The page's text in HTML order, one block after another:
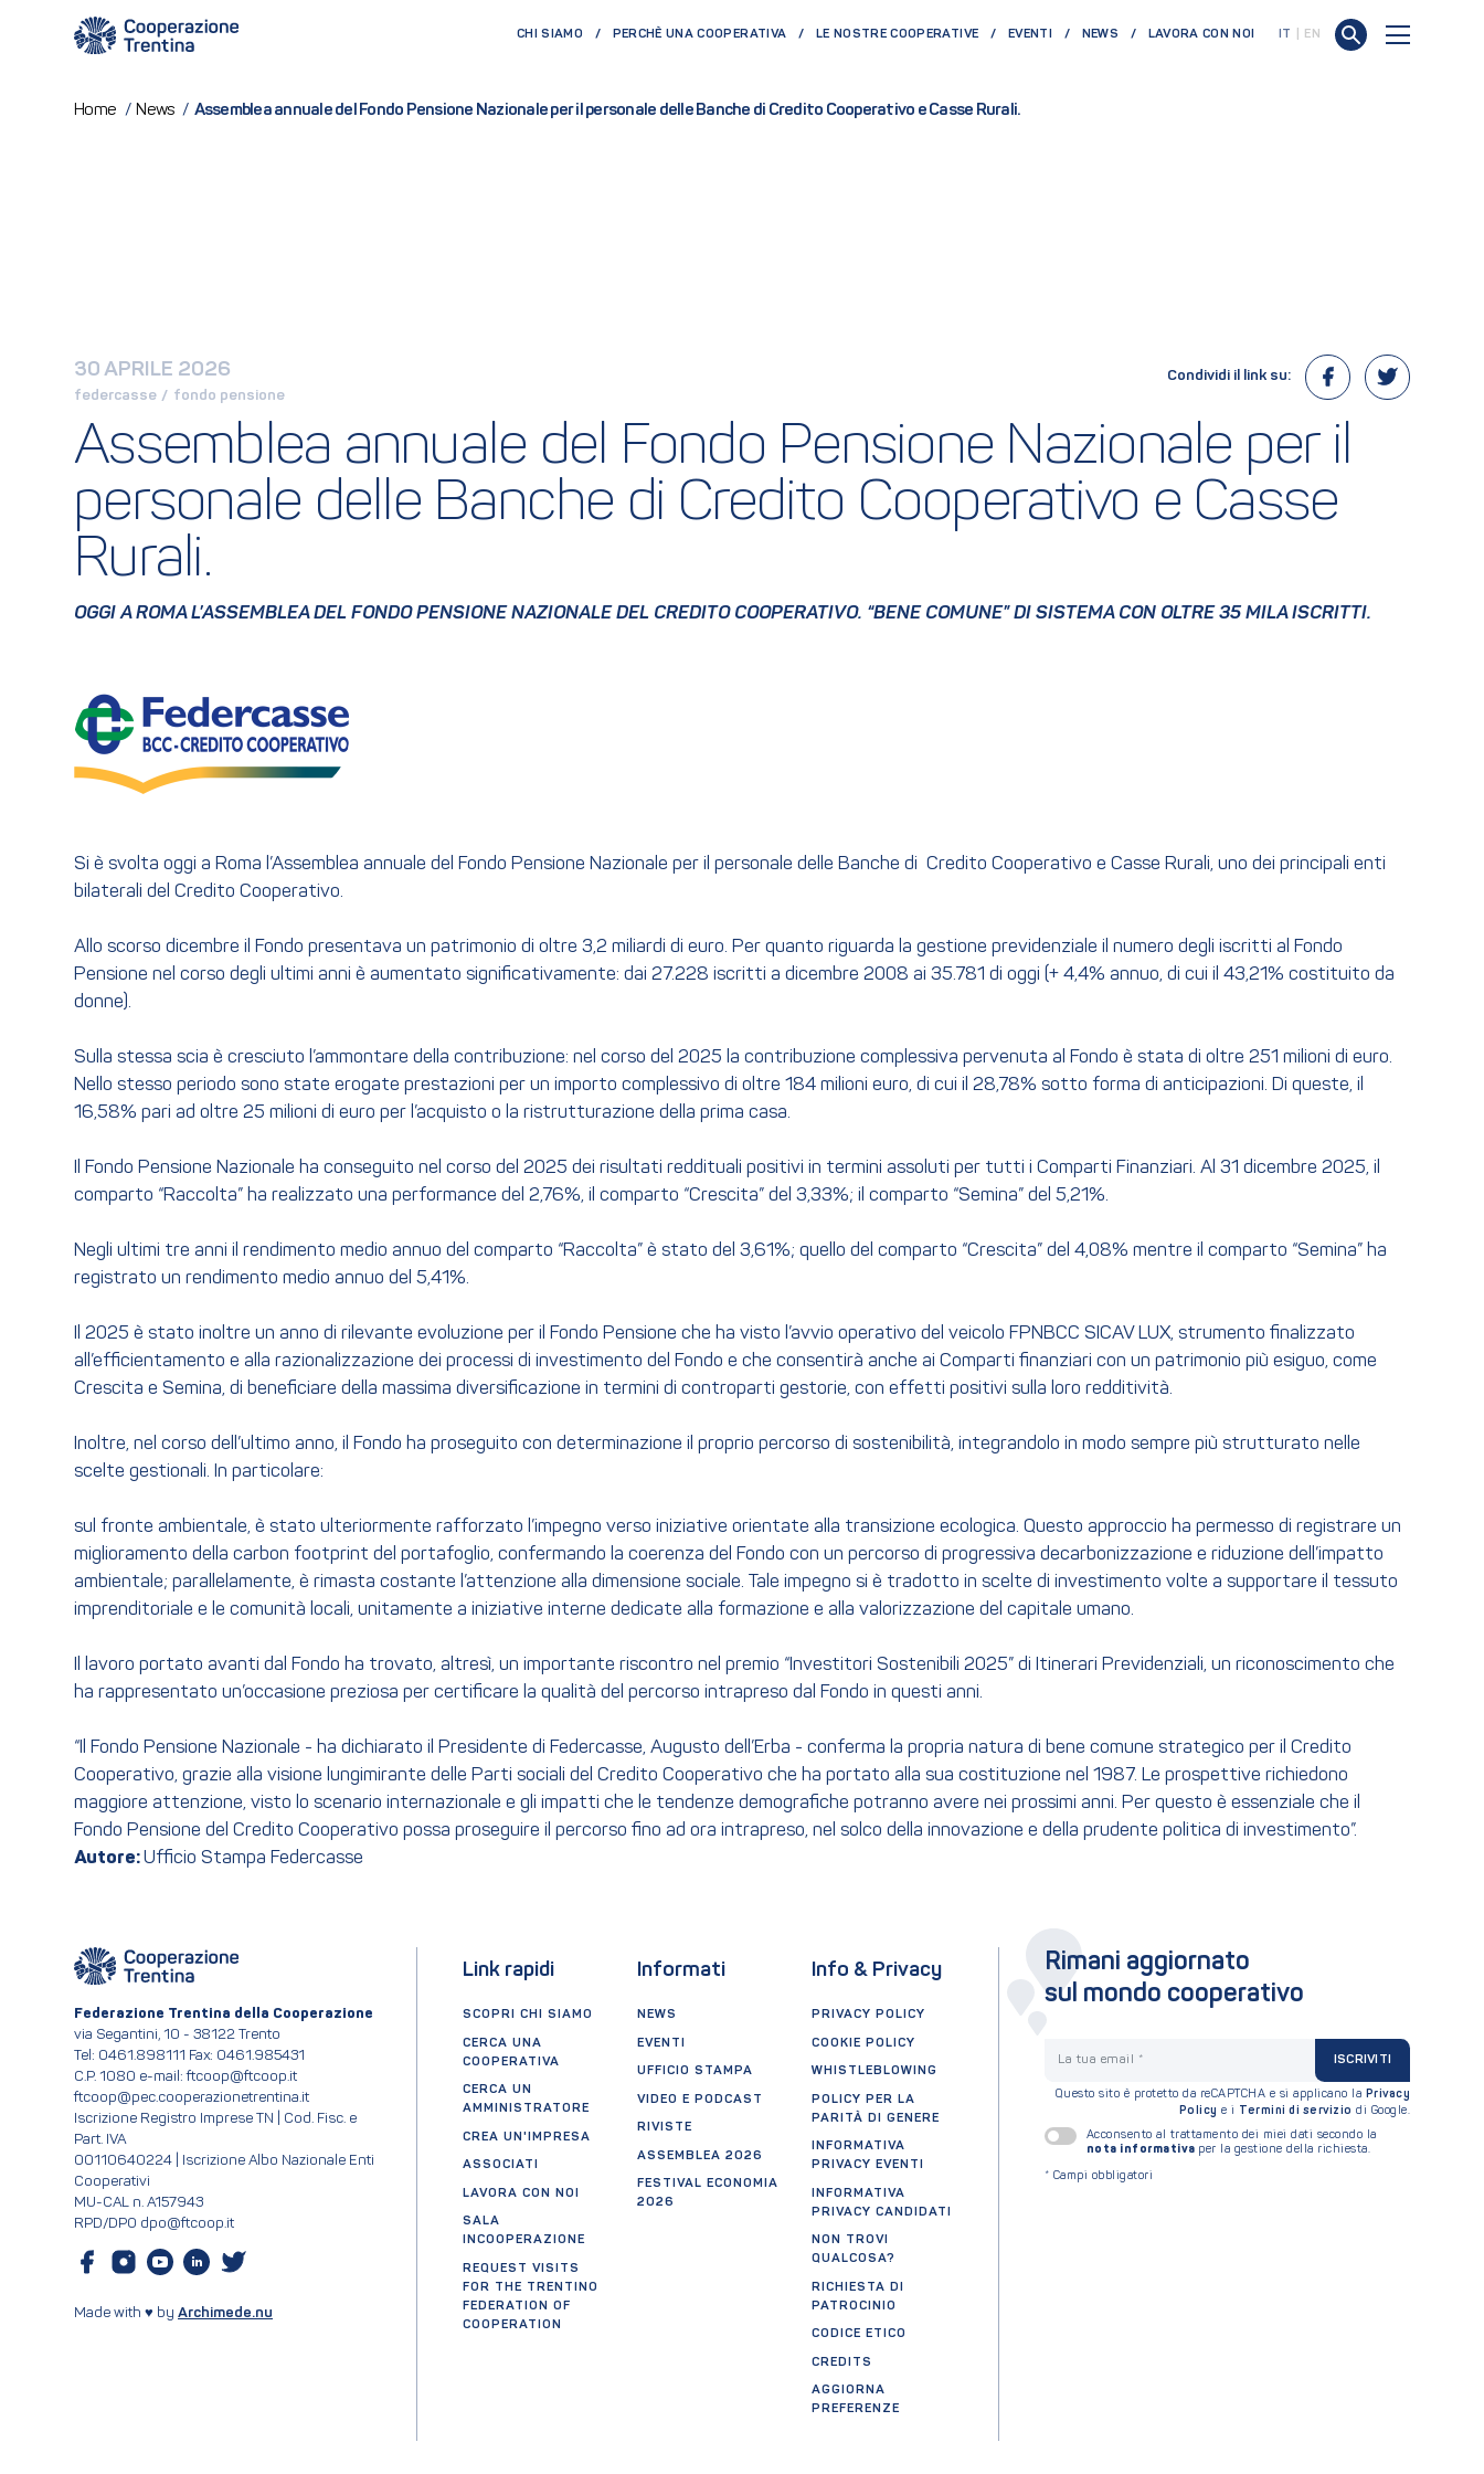
CHI SIAMO PERCHÈ UNA COOPERATIVA LE NOSTRE COOPERATIVE EVENTI NEWS LAVORA CON NOI IT EN
Home / News / Assemblea annuale del Fondo Pensione Nazionale per il personale delle Banche di Credito Cooperativo e Casse Rurali.
30 APRILE 2026
federcasse / fondo pensione
Condividi il link su:
Assemblea annuale del Fondo Pensione Nazionale per il
personale delle Banche di Credito Cooperativo e Casse
Rurali.
OGGI A ROMA L’ASSEMBLEA DEL FONDO PENSIONE NAZIONALE DEL CREDITO COOPERATIVO. “BENE COMUNE” DI SISTEMA CON OLTRE 35 MILA ISCRITTI.
Si è svolta oggi a Roma l’Assemblea annuale del Fondo Pensione Nazionale per il personale delle Banche di Credito Cooperativo e Casse Rurali, uno dei principali enti
bilaterali del Credito Cooperativo.
Allo scorso dicembre il Fondo presentava un patrimonio di oltre 3,2 miliardi di euro. Per quanto riguarda la gestione previdenziale il numero degli iscritti al Fondo
Pensione nel corso degli ultimi anni è aumentato significativamente: dai 27.228 iscritti a dicembre 2008 ai 35.781 di oggi (+ 4,4% annuo, di cui il 43,21% costituito da
donne).
Sulla stessa scia è cresciuto l’ammontare della contribuzione: nel corso del 2025 la contribuzione complessiva pervenuta al Fondo è stata di oltre 251 milioni di euro.
Nello stesso periodo sono state erogate prestazioni per un importo complessivo di oltre 184 milioni euro, di cui il 28,78% sotto forma di anticipazioni. Di queste, il
16,58% pari ad oltre 25 milioni di euro per l’acquisto o la ristrutturazione della prima casa.
Il Fondo Pensione Nazionale ha conseguito nel corso del 2025 dei risultati reddituali positivi in termini assoluti per tutti i Comparti Finanziari. Al 31 dicembre 2025, il
comparto “Raccolta” ha realizzato una performance del 2,76%, il comparto “Crescita” del 3,33%; il comparto “Semina” del 5,21%.
Negli ultimi tre anni il rendimento medio annuo del comparto “Raccolta” è stato del 3,61%; quello del comparto “Crescita” del 4,08% mentre il comparto “Semina” ha
registrato un rendimento medio annuo del 5,41%.
Il 2025 è stato inoltre un anno di rilevante evoluzione per il Fondo Pensione che ha visto l’avvio operativo del veicolo FPNBCC SICAV LUX, strumento finalizzato
all’efficientamento e alla razionalizzazione dei processi di investimento del Fondo e che consentirà anche ai Comparti finanziari con un patrimonio più esiguo, come
Crescita e Semina, di beneficiare della massima diversificazione in termini di controparti gestorie, con effetti positivi sulla loro redditività.
Inoltre, nel corso dell’ultimo anno, il Fondo ha proseguito con determinazione il proprio percorso di sostenibilità, integrandolo in modo sempre più strutturato nelle
scelte gestionali. In particolare:
sul fronte ambientale, è stato ulteriormente rafforzato l’impegno verso iniziative orientate alla transizione ecologica. Questo approccio ha permesso di registrare un
miglioramento della carbon footprint del portafoglio, confermando la coerenza del Fondo con un percorso di progressiva decarbonizzazione e riduzione dell’impatto
ambientale; parallelamente, è rimasta costante l’attenzione alla dimensione sociale. Tale impegno si è tradotto in scelte di investimento volte a supportare il tessuto
imprenditoriale e le comunità locali, unitamente a iniziative interne dedicate alla formazione e alla valorizzazione del capitale umano.
Il lavoro portato avanti dal Fondo ha trovato, altresì, un importante riscontro nel premio “Investitori Sostenibili 2025” di Itinerari Previdenziali, un riconoscimento che
ha rappresentato un’occasione preziosa per certificare la qualità del percorso intrapreso dal Fondo in questi anni.
“Il Fondo Pensione Nazionale - ha dichiarato il Presidente di Federcasse, Augusto dell’Erba - conferma la propria natura di bene comune strategico per il Credito
Cooperativo, grazie alla visione lungimirante delle Parti sociali del Credito Cooperativo che ha portato alla sua costituzione nel 1987. Le prospettive richiedono
maggiore attenzione, visto lo scenario internazionale e gli impatti che le tendenze demografiche potranno avere nei prossimi anni. Per questo è essenziale che il
Fondo Pensione del Credito Cooperativo possa proseguire il percorso fino ad ora intrapreso, nel solco della innovazione e della prudente politica di investimento”.
Autore:Ufficio Stampa Federcasse
Federazione Trentina della Cooperazione
via Segantini, 10 - 38122 Trento
Tel: 0461.898111 Fax: 0461.985431
C.P. 1080 e-mail: ftcoop@ftcoop.it
ftcoop@pec.cooperazionetrentina.it
Iscrizione Registro Imprese TN | Cod. Fisc. e
Part. IVA
00110640224 | Iscrizione Albo Nazionale Enti
Cooperativi
MU-CAL n. A157943
RPD/DPO dpo@ftcoop.it
Made with ♥ by Archimede.nu
Link rapidi
SCOPRI CHI SIAMO
CERCA UNA
COOPERATIVA
CERCA UN
AMMINISTRATORE
CREA UN'IMPRESA
ASSOCIATI
LAVORA CON NOI
SALA
INCOOPERAZIONE
REQUEST VISITS
FOR THE TRENTINO
FEDERATION OF
COOPERATION
Informati
NEWS
EVENTI
UFFICIO STAMPA
VIDEO E PODCAST
RIVISTE
ASSEMBLEA 2026
FESTIVAL ECONOMIA
2026
Info & Privacy
PRIVACY POLICY
COOKIE POLICY
WHISTLEBLOWING
POLICY PER LA
PARITÀ DI GENERE
INFORMATIVA
PRIVACY EVENTI
INFORMATIVA
PRIVACY CANDIDATI
NON TROVI
QUALCOSA?
RICHIESTA DI
PATROCINIO
CODICE ETICO
CREDITS
AGGIORNA
PREFERENZE
Rimani aggiornato
sul mondo cooperativo
ISCRIVITI
Questo sito è protetto da reCAPTCHA e si applicano la Privacy
Policy e i Termini di servizio di Google.
Acconsento al trattamento dei miei dati secondo la
nota informativa per la gestione della richiesta.
* Campi obbligatori